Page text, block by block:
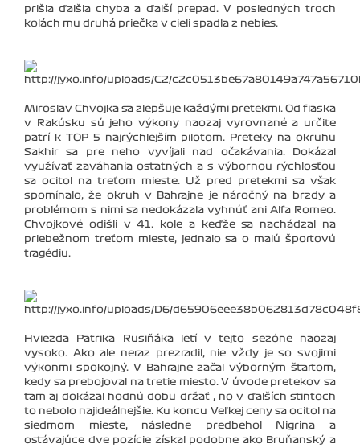
prišla ďalšia chyba a ďalší prepad. V posledných troch
kolách mu druhá priečka v cieli spadla z nebies.
Miroslav Chvojka sa zlepšuje každými pretekmi. Od fiaska
v Rakúsku sú jeho výkony naozaj vyrovnané a určite
patrí k TOP 5 najrýchlejším pilotom. Preteky na okruhu
Sakhir sa pre neho vyvíjali nad očakávania. Dokázal
využívať zaváhania ostatných a s výbornou rýchlosťou
sa ocitol na treťom mieste. Už pred pretekmi sa však
spomínalo, že okruh v Bahrajne je náročný na brzdy a
problémom s nimi sa nedokázala vyhnúť ani Alfa Romeo.
Chvojkové odišli v 41. kole a keďže sa nachádzal na
priebežnom treťom mieste, jednalo sa o malú športovú
tragédiu.
Hviezda Patrika Rusiňáka letí v tejto sezóne naozaj
vysoko. Ako ale neraz prezradil, nie vždy je so svojimi
výkonmi spokojný. V Bahrajne začal výborným štartom,
kedy sa prebojoval na tretie miesto. V úvode pretekov sa
tam aj dokázal hodnú dobu držať , no v ďalších stintoch
to nebolo najideálnejšie. Ku koncu Veľkej ceny sa ocitol na
siedmom mieste, následne predbehol Nigrina a
ostávajúce dve pozície získal podobne ako Bruňanský a